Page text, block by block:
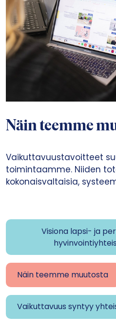
Näin teemme
Vaikuttavuustavoitteet
toimintaamme. Niiden
kokonaisvaltaisia,
Visiona lapsi- ja
Näin teemme muutosta
Vaikuttavuus syntyy